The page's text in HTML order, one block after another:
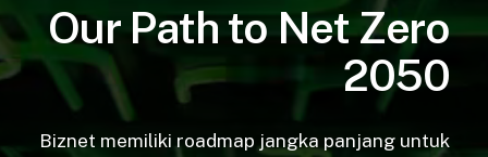
Our Path to Net Zero
2050
Biznet memiliki roadmap jangka panjang untuk